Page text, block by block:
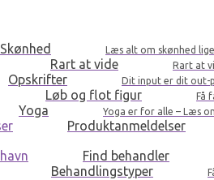
Skønhed Læs alt om skønhed
Rart at vide Rart at
Opskrifter Dit input er dit out-
Løb og flot figur Få
Yoga Yoga er for alle – Læs
Produktanmeldelser
Find behandler
Behandlingstyper